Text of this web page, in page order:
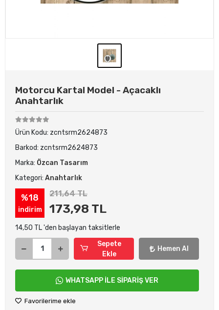
Motorcu Kartal Model - Açacaklı
Anahtarlık
Ürün Kodu: zcntsrm2624873
Barkod: zcntsrm2624873
Marka: Özcan Tasarım
Kategori: Anahtarlık
%18
indirim
211,64 TL
173,98 TL
14,50 TL 'den başlayan taksitlerle
Sepete
Ekle
Hemen Al
WHATSAPP İLE SİPARİŞ VER
Favorilerime ekle